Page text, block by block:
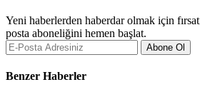
Yeni haberlerden haberdar olmak için
posta aboneliğini hemen başlat.
Abone Ol
Benzer Haberler